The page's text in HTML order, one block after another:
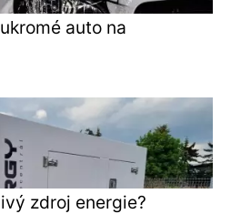
auto na
zdroj energie?